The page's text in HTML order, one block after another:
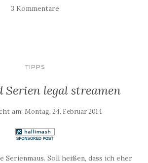
3 Kommentare
TIPPS
Serien legal streamen
am: Montag, 24. Februar 2014
Serienmaus. Soll heißen, dass ich eher